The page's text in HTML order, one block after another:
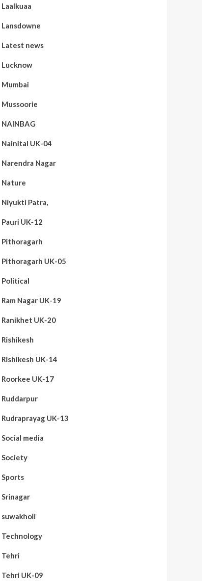
Laalkuaa
Lansdowne
Latest news
Lucknow
Mumbai
Mussoorie
NAINBAG
Nainital UK-04
Narendra Nagar
Nature
Niyukti Patra,
Pauri UK-12
Pithoragarh
Pithoragarh UK-05
Political
Ram Nagar UK-19
Ranikhet UK-20
Rishikesh
Rishikesh UK-14
Roorkee UK-17
Ruddarpur
Rudraprayag UK-13
Social media
Society
Sports
Srinagar
suwakholi
Technology
Tehri
Tehri UK-09